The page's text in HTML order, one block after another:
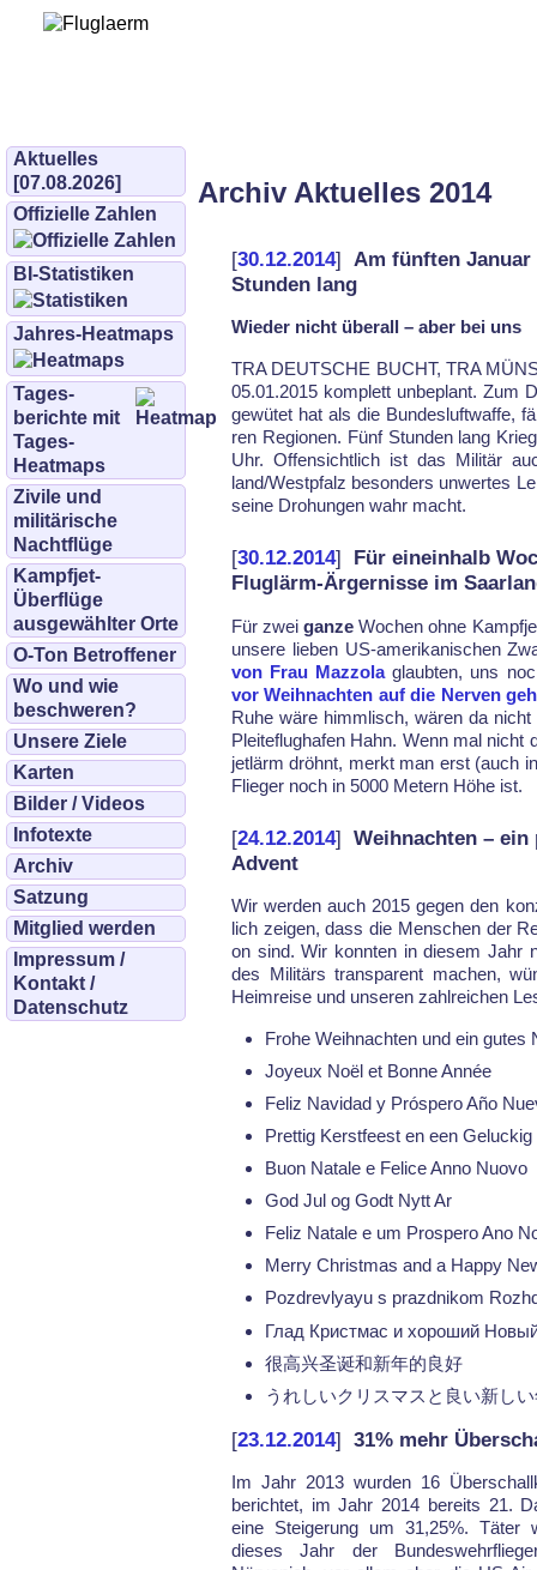
Aktuelles
[07.08.2026]
Offizielle Zahlen
BI-Statistiken
Jahres-Heatmaps
Tages­
berichte mit
Tages-
Heatmaps
Zivile und
militärische
Nachtflüge
Kampfjet-
Überflüge
ausgewählter Orte
O-Ton Betroffener
Wo und wie
beschweren?
Unsere Ziele
Karten
Bilder / Videos
Infotexte
Archiv
Satzung
Mitglied werden
Impressum /
Kontakt /
Datenschutz
Archiv Aktuelles 2014
[30.12.2014] Am fünften
Stunden lang
Wieder nicht überall – aber bei uns
TRA DEUT­SCHE BUCHT, TRA
05.01.2015 komp­lett un­be­plant. Zum
ge­wütet hat als die Bun­des­luft­waf­fe,
ren Re­gio­nen. Fünf Stun­den lang
Uhr. Of­fen­sicht­lich ist das Mi­litär
land/West­pfalz be­son­ders un­wer­tes
sei­ne Dro­hun­gen wahr macht.
[30.12.2014] Für eineinhalb
Fluglärm-Ärgernisse im
Für zweigan­ze Wo­chen oh­ne
un­se­re lie­ben US-ame­ri­ka­ni­schen
von Frau Maz­zo­laglaub­ten, uns
vor Weih­nach­ten auf die Ner­ven
Ru­he wä­re himm­lisch, wären da
Plei­te­flug­ha­fen Hahn. Wenn mal
jet­lärm dröhnt, merkt man erst (auch
Flie­ger noch in 5000 Me­tern Höhe ist.
[24.12.2014] Weihnachten –
Advent
Wir wer­den auch 2015 ge­gen den
lich zei­gen, dass die Men­schen der
on sind. Wir konn­ten in die­sem Jahr
des Mi­litärs trans­pa­rent ma­chen,
Heim­rei­se und un­se­ren zahl­rei­chen
Frohe Weihnachten und ein gutes
Joyeux Noël et Bonne Année
Feliz Navidad y Próspero Año
Prettig Kerstfeest en een
Buon Natale e Felice Anno Nuovo
God Jul og Godt Nytt Ar
Feliz Natale e um Prospero Ano
Merry Christmas and a Happy
Pozdrevlyayu s prazdnikom
Глад Кристмас и хороший
很高兴圣诞和新年的良好
うれしいクリスマスと良い新し
[23.12.2014] 31% mehr
Im Jahr 2013 wur­den 16
be­rich­tet, im Jahr 2014 be­reits 21.
ei­ne Stei­ge­rung um 31,25%. Täter
die­ses Jahr der